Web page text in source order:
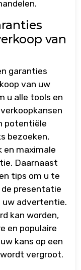
van
garanties
van uw
u alle tools en
potentiële
bezoeken,
en maximale
Daarnaast
tips om u te
presentatie
uw advertentie.
kan worden,
en populaire
kans op een
vergroot.